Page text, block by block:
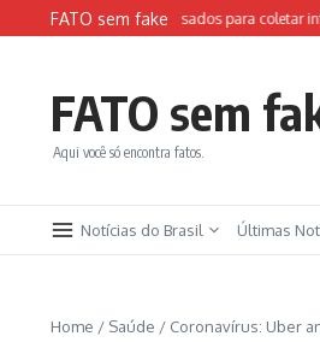
Ir para o conteúdo
FATO sem fake
falsos da FIFA são usados para coletar
FATO sem
Aqui você só encontra fatos.
Notícias do Brasil Últimas
Home / Saúde / Coronavírus: Uber